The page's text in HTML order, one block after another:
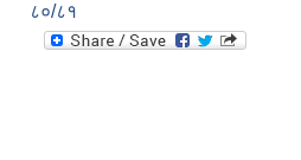
८०/८१